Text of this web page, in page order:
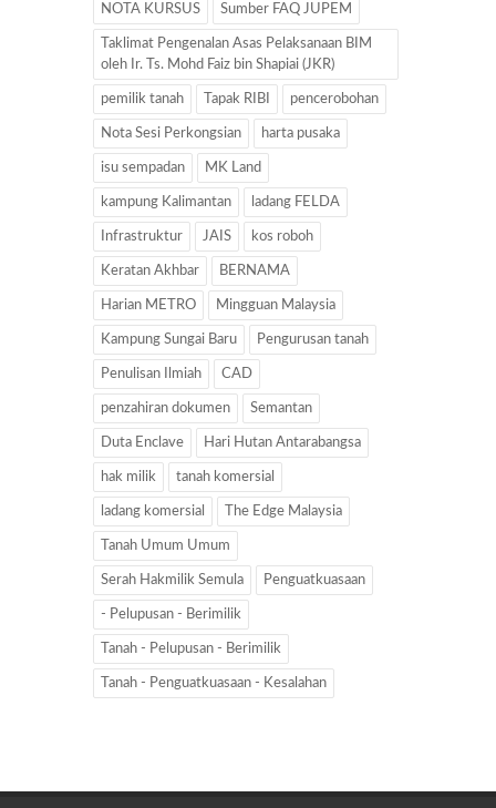
NOTA KURSUS Sumber FAQ JUPEM
Taklimat Pengenalan Asas Pelaksanaan BIM
oleh Ir. Ts. Mohd Faiz bin Shapiai (JKR)
pemilik tanah Tapak RIBI pencerobohan
Nota Sesi Perkongsian harta pusaka
isu sempadan MK Land
kampung Kalimantan ladang FELDA
Infrastruktur JAIS kos roboh
Keratan Akhbar BERNAMA
Harian METRO Mingguan Malaysia
Kampung Sungai Baru Pengurusan tanah
Penulisan Ilmiah CAD
penzahiran dokumen Semantan
Duta Enclave Hari Hutan Antarabangsa
hak milik tanah komersial
ladang komersial The Edge Malaysia
Tanah Umum Umum
Serah Hakmilik Semula Penguatkuasaan
- Pelupusan - Berimilik
Tanah - Pelupusan - Berimilik
Tanah - Penguatkuasaan - Kesalahan